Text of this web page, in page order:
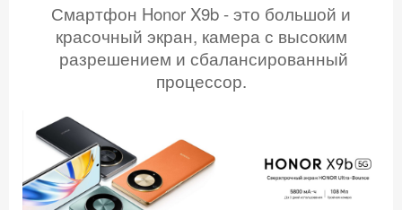
Смартфон Honor X9b - это большой и
красочный экран, камера с высоким
разрешением и сбалансированный
процессор.